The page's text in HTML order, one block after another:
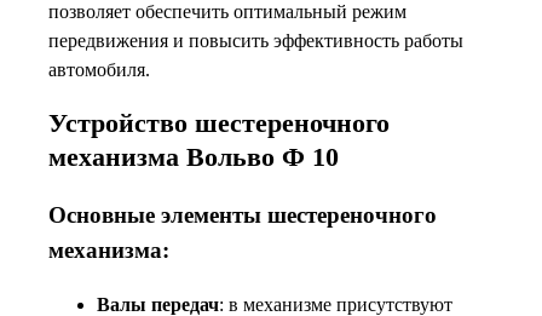
позволяет обеспечить оптимальный режим
передвижения и повысить эффективность работы
автомобиля.
Устройство шестереночного
механизма Вольво Ф 10
Основные элементы шестереночного
механизма:
Валы передач: в механизме присутствуют